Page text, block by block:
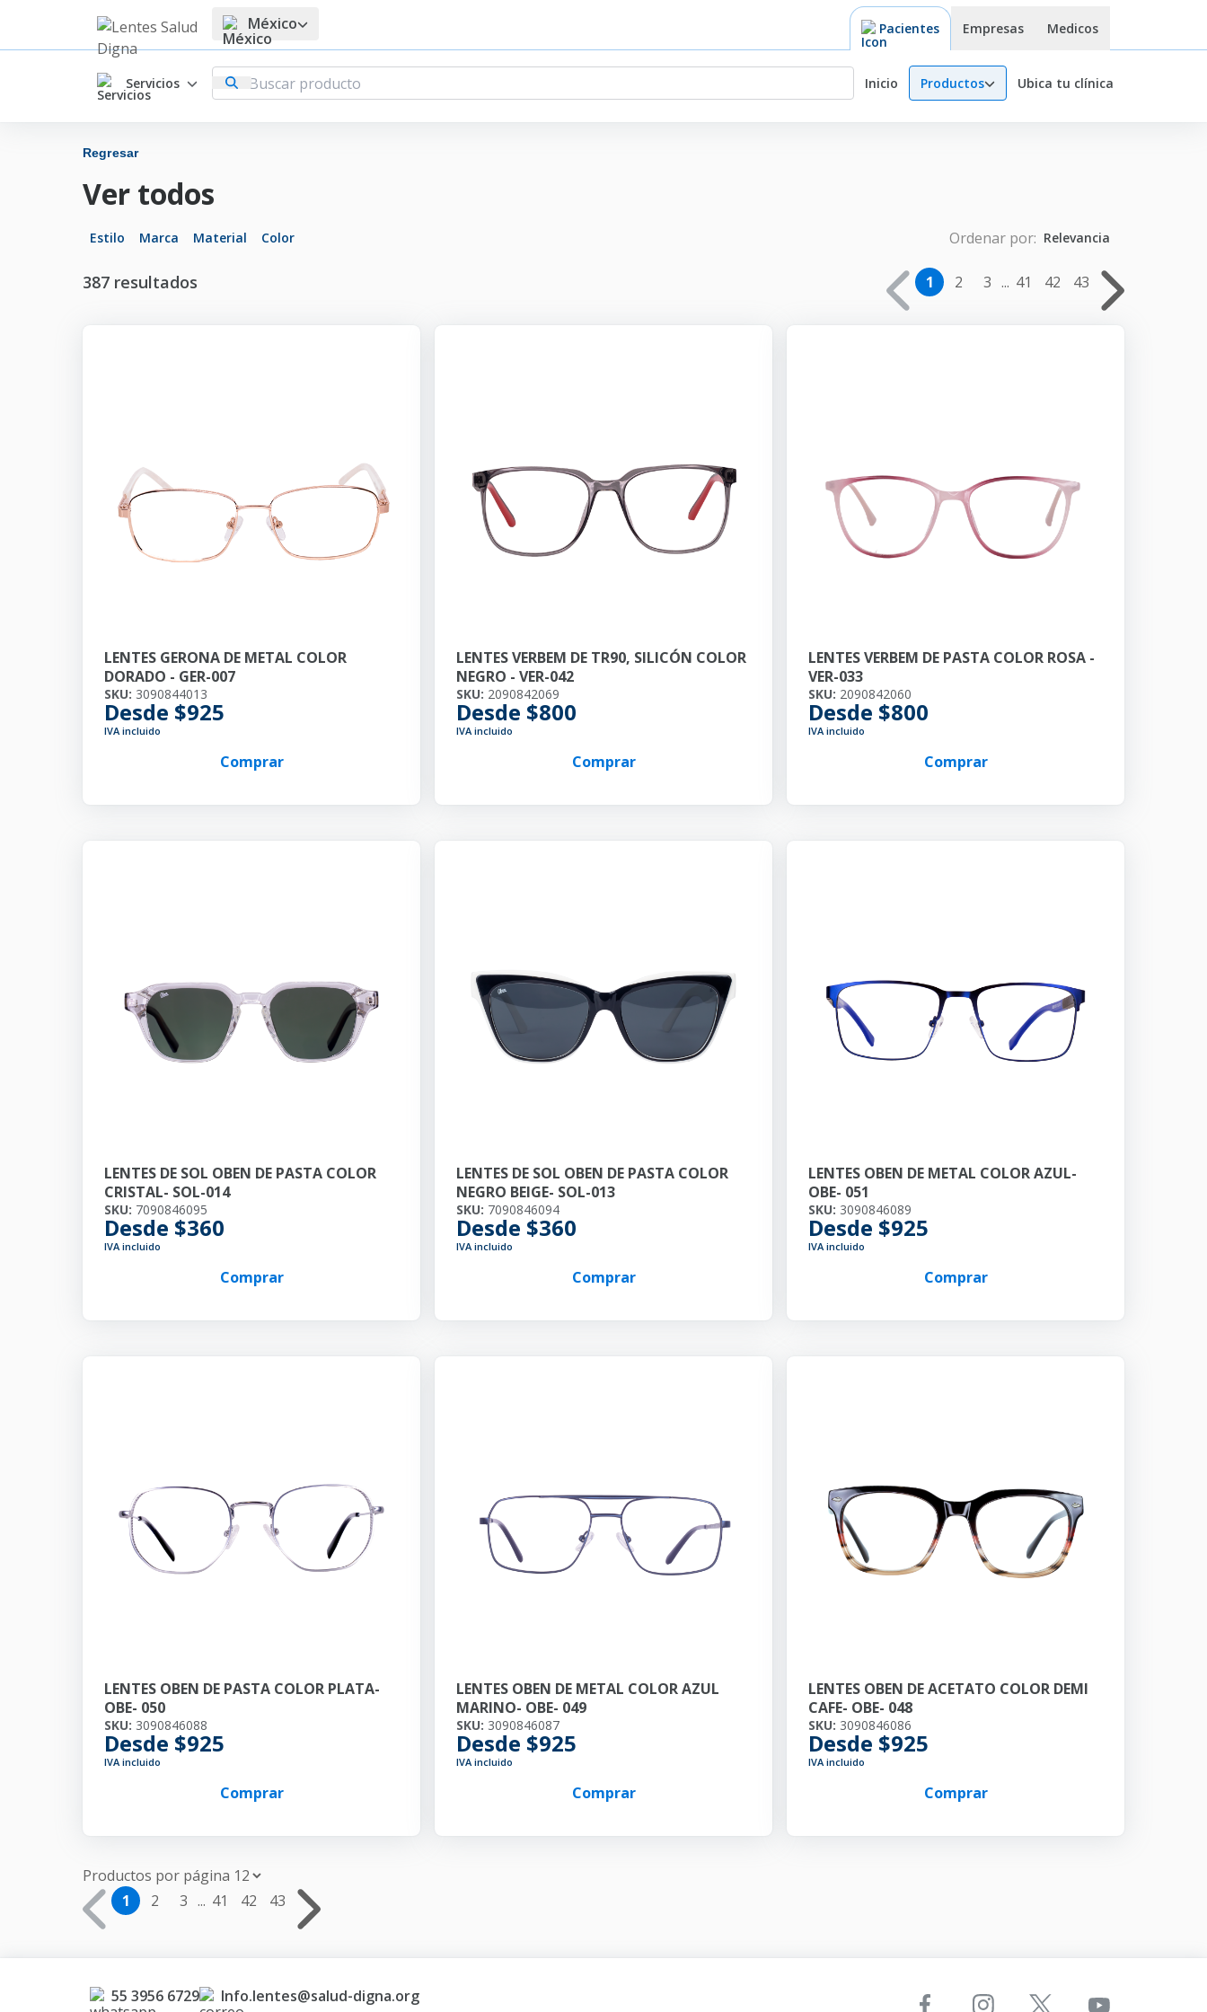
México Pacientes Empresas Medicos
Servicios Inicio Productos Ubica tu clínica
Regresar
Ver todos
Estilo Marca Material Color Ordenar por: Relevancia
387 resultados 1 2 3 ... 41 42 43
LENTES GERONA DE METAL COLOR
DORADO - GER-007
SKU: 3090844013
Desde $925
IVA incluido
Comprar
LENTES VERBEM DE TR90, SILICÓN COLOR
NEGRO - VER-042
SKU: 2090842069
Desde $800
IVA incluido
Comprar
LENTES VERBEM DE PASTA COLOR ROSA -
VER-033
SKU: 2090842060
Desde $800
IVA incluido
Comprar
LENTES DE SOL OBEN DE PASTA COLOR
CRISTAL- SOL-014
SKU: 7090846095
Desde $360
IVA incluido
Comprar
LENTES DE SOL OBEN DE PASTA COLOR
NEGRO BEIGE- SOL-013
SKU: 7090846094
Desde $360
IVA incluido
Comprar
LENTES OBEN DE METAL COLOR AZUL-
OBE- 051
SKU: 3090846089
Desde $925
IVA incluido
Comprar
LENTES OBEN DE PASTA COLOR PLATA-
OBE- 050
SKU: 3090846088
Desde $925
IVA incluido
Comprar
LENTES OBEN DE METAL COLOR AZUL
MARINO- OBE- 049
SKU: 3090846087
Desde $925
IVA incluido
Comprar
LENTES OBEN DE ACETATO COLOR DEMI
CAFE- OBE- 048
SKU: 3090846086
Desde $925
IVA incluido
Comprar
Productos por página
1
2 3 ... 41 42 43
55 3956 6729 Info.lentes@salud-digna.org